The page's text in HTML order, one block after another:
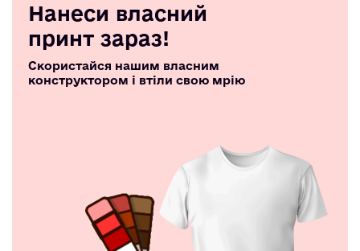
Нанеси власний
принт зараз!
Скористайся нашим власним
конструктором і втіли свою мрію